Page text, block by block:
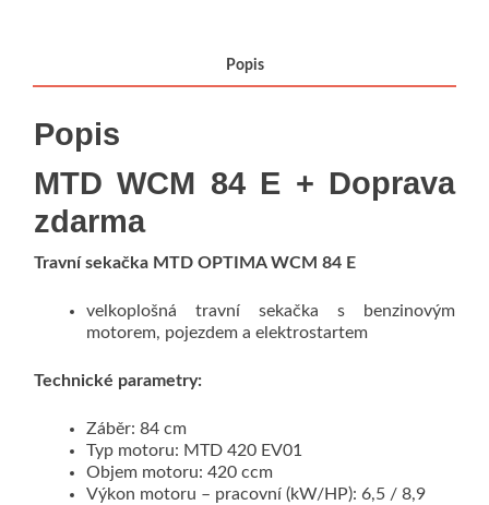
Popis
Popis
MTD WCM 84 E + Doprava
zdarma
Travní sekačka MTD OPTIMA WCM 84 E
velkoplošná travní sekačka s benzinovým
motorem, pojezdem a elektrostartem
Technické parametry:
Záběr: 84 cm
Typ motoru: MTD 420 EV01
Objem motoru: 420 ccm
Výkon motoru – pracovní (kW/HP): 6,5 / 8,9